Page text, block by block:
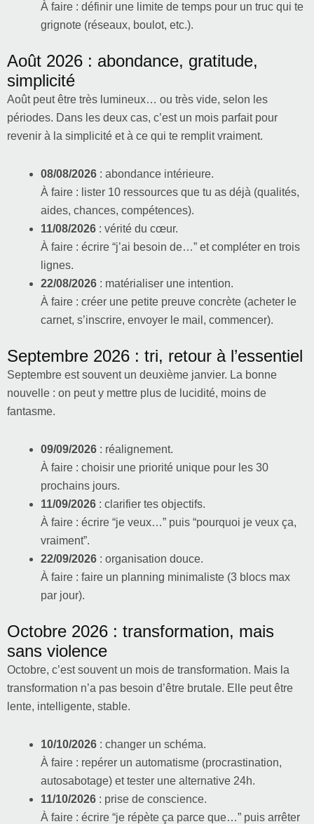
À faire : définir une limite de temps pour un truc qui te
grignote (réseaux, boulot, etc.).
Août 2026 : abondance, gratitude,
simplicité
Août peut être très lumineux… ou très vide, selon les
périodes. Dans les deux cas, c’est un mois parfait pour
revenir à la simplicité et à ce qui te remplit vraiment.
08/08/2026 : abondance intérieure.
À faire : lister 10 ressources que tu as déjà (qualités,
aides, chances, compétences).
11/08/2026 : vérité du cœur.
À faire : écrire “j’ai besoin de…” et compléter en trois
lignes.
22/08/2026 : matérialiser une intention.
À faire : créer une petite preuve concrète (acheter le
carnet, s’inscrire, envoyer le mail, commencer).
Septembre 2026 : tri, retour à l’essentiel
Septembre est souvent un deuxième janvier. La bonne
nouvelle : on peut y mettre plus de lucidité, moins de
fantasme.
09/09/2026 : réalignement.
À faire : choisir une priorité unique pour les 30
prochains jours.
11/09/2026 : clarifier tes objectifs.
À faire : écrire “je veux…” puis “pourquoi je veux ça,
vraiment”.
22/09/2026 : organisation douce.
À faire : faire un planning minimaliste (3 blocs max
par jour).
Octobre 2026 : transformation, mais
sans violence
Octobre, c’est souvent un mois de transformation. Mais la
transformation n’a pas besoin d’être brutale. Elle peut être
lente, intelligente, stable.
10/10/2026 : changer un schéma.
À faire : repérer un automatisme (procrastination,
autosabotage) et tester une alternative 24h.
11/10/2026 : prise de conscience.
À faire : écrire “je répète ça parce que…” puis arrêter